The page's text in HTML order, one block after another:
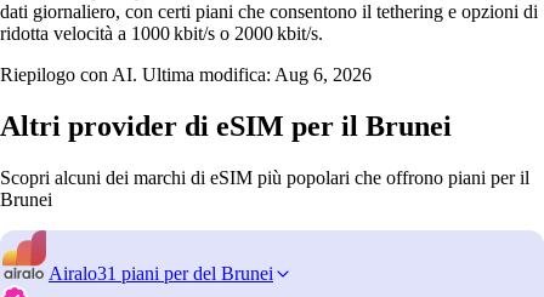
dati giornaliero, con certi piani che consentono il tethering e opzioni di
ridotta velocità a 1000 kbit/s o 2000 kbit/s.
Riepilogo con AI. Ultima modifica: Aug 6, 2026
Altri provider di eSIM per il Brunei
Scopri alcuni dei marchi di eSIM più popolari che offrono piani per il
Brunei
Airalo31 piani per del Brunei